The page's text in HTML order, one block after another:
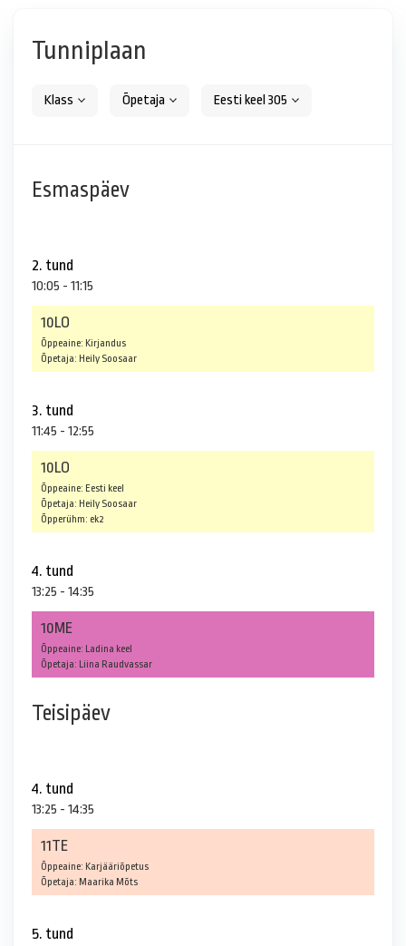
Tunniplaan
Klass Õpetaja Eesti keel 305
Esmaspäev
2. tund
10:05 - 11:15
10LO
Õppeaine: Kirjandus
Õpetaja: Heily Soosaar
3. tund
11:45 - 12:55
10LO
Õppeaine: Eesti keel
Õpetaja: Heily Soosaar
Õpperühm: ek2
4. tund
13:25 - 14:35
10ME
Õppeaine: Ladina keel
Õpetaja: Liina Raudvassar
Teisipäev
4. tund
13:25 - 14:35
11TE
Õppeaine: Karjääriõpetus
Õpetaja: Maarika Mõts
5. tund